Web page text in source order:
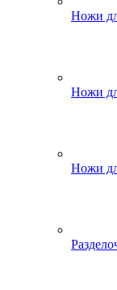
Ножи
Ножи
Ножи